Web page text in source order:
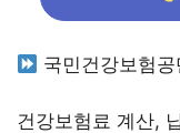
국민건강보험공
건강보험료 계산,